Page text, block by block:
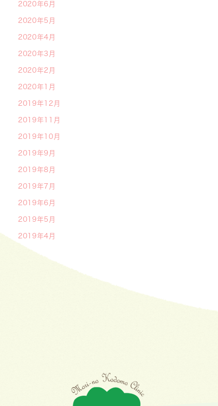
2020年6月
2020年5月
2020年4月
2020年3月
2020年2月
2020年1月
2019年12月
2019年11月
2019年10月
2019年9月
2019年8月
2019年7月
2019年6月
2019年5月
2019年4月